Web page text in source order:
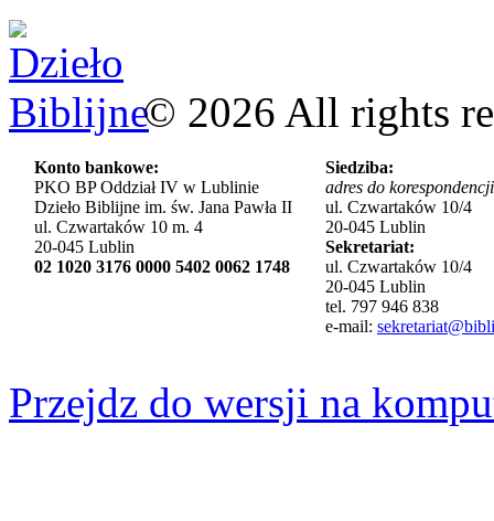
© 2026 All rights
Konto bankowe:
PKO BP Oddział IV w Lublinie
Dzieło Biblijne im. św. Jana Pawła II
ul. Czwartaków 10 m. 4
20-045 Lublin
02 1020 3176 0000 5402 0062 1748
Siedziba:
adres do
ul. Czwartaków 10/4
20-045 Lublin
Sekretariat:
ul. Czwartaków 10/4
20-045 Lublin
tel. 797 946 838
e-mail:
Przejdz do wersji na